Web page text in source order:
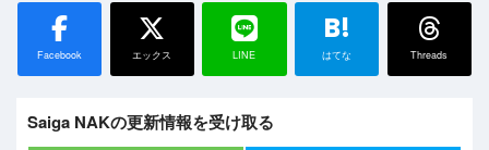
Facebook エックス LINE
B!
はてな Threads
Saiga NAKの更新情報を受け取る